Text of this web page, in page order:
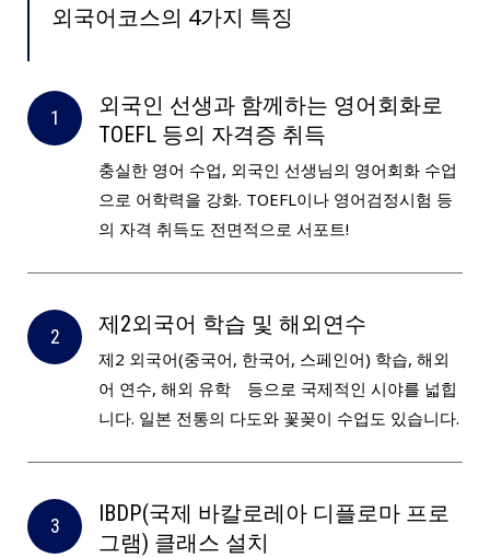
외국어코스의 4가지 특징
외국인 선생과 함께하는 영어회화로
TOEFL 등의 자격증 취득
충실한 영어 수업, 외국인 선생님의 영어회화 수업
으로 어학력을 강화. TOEFL이나 영어검정시험 등
의 자격 취득도 전면적으로 서포트!
제2외국어 학습 및 해외연수
제2 외국어(중국어, 한국어, 스페인어) 학습, 해외
어 연수, 해외 유학 등으로 국제적인 시야를 넓힙
니다. 일본 전통의 다도와 꽃꽂이 수업도 있습니다.
IBDP(국제 바칼로레아 디플로마 프로
그램) 클래스 설치